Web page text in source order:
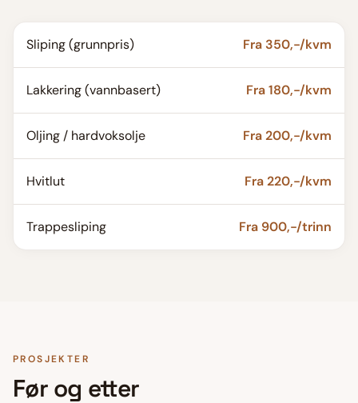
Sliping (grunnpris) Fra 350,-/kvm
Lakkering (vannbasert) Fra 180,-/kvm
Oljing / hardvoksolje Fra 200,-/kvm
Hvitlut Fra 220,-/kvm
Trappesliping Fra 900,-/trinn
PROSJEKTER
Før og etter